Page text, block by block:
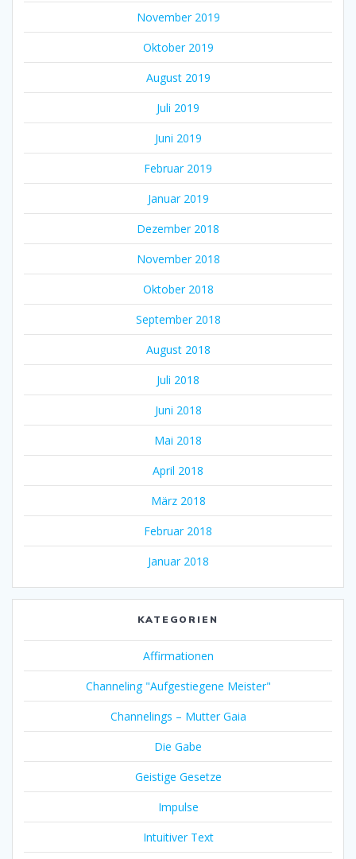
November 2019
Oktober 2019
August 2019
Juli 2019
Juni 2019
Februar 2019
Januar 2019
Dezember 2018
November 2018
Oktober 2018
September 2018
August 2018
Juli 2018
Juni 2018
Mai 2018
April 2018
März 2018
Februar 2018
Januar 2018
KATEGORIEN
Affirmationen
Channeling "Aufgestiegene Meister"
Channelings – Mutter Gaia
Die Gabe
Geistige Gesetze
Impulse
Intuitiver Text